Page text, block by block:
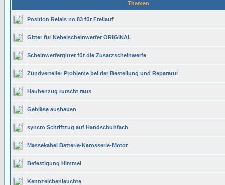
Themen
Position Relais no 83 für Freilauf
Gitter für Nebelscheinwerfer ORIGINAL
Scheinwerfergitter für die Zusatzscheinwerfe
Zündverteiler Probleme bei der Bestellung und Reparatur
Haubenzug rutscht raus
Gebläse ausbauen
syncro Schriftzug auf Handschuhfach
Massekabel Batterie-Karosserie-Motor
Befestigung Himmel
Kennzeichenleuchte